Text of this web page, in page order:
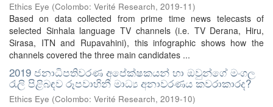
Ethics Eye (Colombo: Verité Research, 2019-11)
Based on data collected from prime time news telecasts of
selected Sinhala language TV channels (i.e. TV Derana, Hiru,
Sirasa, ITN and Rupavahini), this infographic shows how the
channels covered the three main candidates ...
2019 ජනාධිපතිවරණ අපේක්ෂකයන් හා ඔවුන්ගේ මංගල
රැලි පිළිබඳව රූපවාහිනී මාධ්‍ය අනාවරණය කවරාකාරද?
Ethics Eye (Colombo: Verité Research, 2019-10)